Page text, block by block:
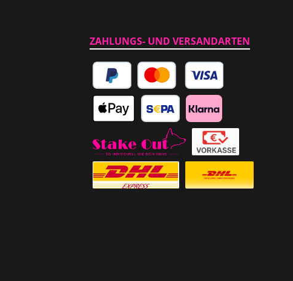
ZAHLUNGS- UND VERSANDARTEN
PayPal Kredit- oder Debitkarte
SEPA Lastschrift
Klarna
Vorkasse
Abholung im Laden